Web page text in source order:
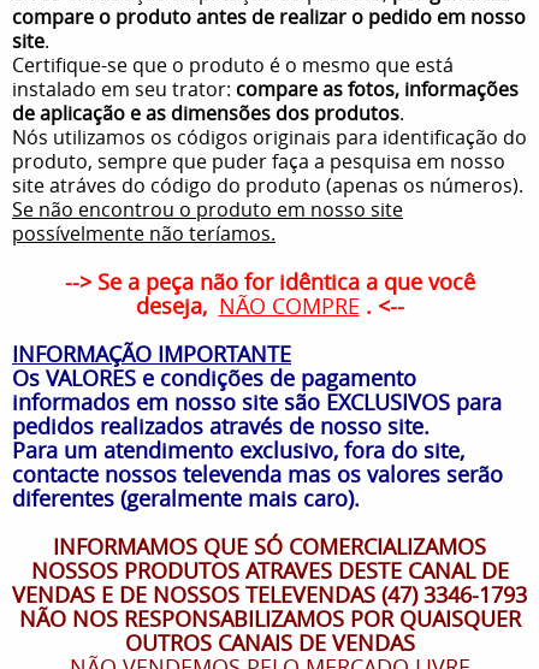
compare o produto antes de realizar o pedido em nosso
site.
Certifique-se que o produto é o mesmo que está
instalado em seu trator: compare as fotos, informações
de aplicação e as dimensões dos produtos.
Nós utilizamos os códigos originais para identificação do
produto, sempre que puder faça a pesquisa em nosso
site atráves do código do produto (apenas os números).
Se não encontrou o produto em nosso site
possívelmente não teríamos.
--> Se a peça não for idêntica a que você
deseja, NÃO COMPRE . <--
INFORMAÇÃO IMPORTANTE
Os VALORES e condições de pagamento
informados em nosso site são EXCLUSIVOS para
pedidos realizados através de nosso site.
Para um atendimento exclusivo, fora do site,
contacte nossos televenda mas os valores serão
diferentes (geralmente mais caro).
INFORMAMOS QUE SÓ COMERCIALIZAMOS
NOSSOS PRODUTOS ATRAVES DESTE CANAL DE
VENDAS E DE NOSSOS TELEVENDAS (47) 3346-1793
NÃO NOS RESPONSABILIZAMOS POR QUAISQUER
OUTROS CANAIS DE VENDAS